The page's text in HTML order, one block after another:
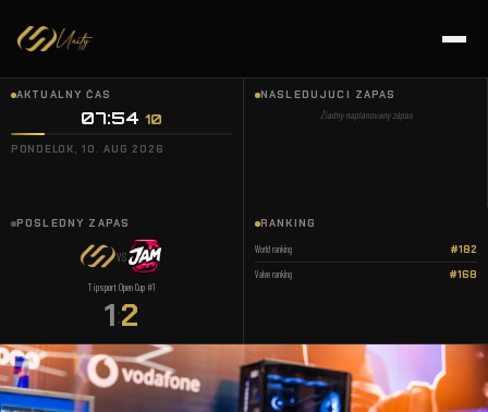
AKTUÁLNY ČAS
07:54 10
PONDELOK, 10. AUG 2026
NASLEDUJÚCI ZÁPAS
Žiadny naplánovaný zápas
POSLEDNÝ ZÁPAS
VS
Tipsport Open Cup #1
1:2
RANKING
World ranking #182
Valve ranking #168